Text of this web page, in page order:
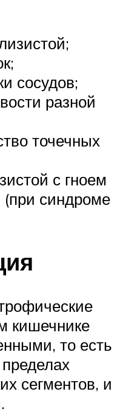
сосудов;
разной
точечных
с гноем
синдроме
кишечнике
то есть
сегментов, и